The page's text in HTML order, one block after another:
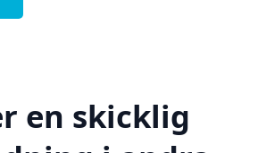
en skicklig